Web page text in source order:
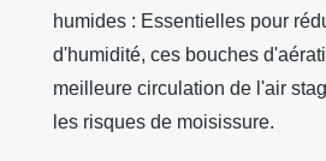
humides : Essentielles pour
d'humidité, ces bouches
meilleure circulation de l'air
les risques de moisissure.